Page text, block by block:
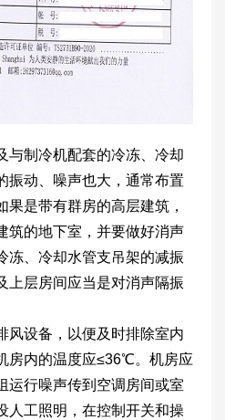
与制冷机配套的冷冻、冷却
振动、噪声也大，通常布置
是带有群房的高层建筑，
筑的地下室，并要做好消声
冻、冷却水管支吊架的减振
上层房间应当是对消声隔振
风设备，以便及时排除室内
房内的温度应≤36℃。机房应
运行噪声传到空调房间或室
人工照明，在控制开关和操